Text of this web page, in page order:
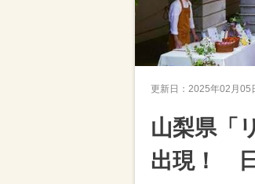
更新日： 2025年02月05
山梨県「
出現！